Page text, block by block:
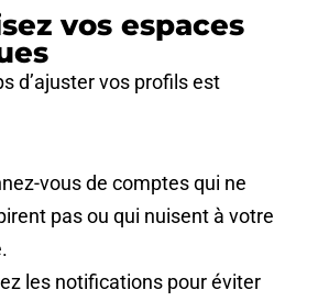
vos espaces
d’ajuster vos profils est
vous de comptes qui ne
pas ou qui nuisent à votre
les notifications pour éviter